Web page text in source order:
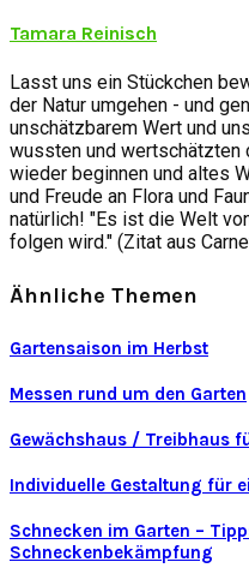
Tamara Reinisch
Lasst uns ein Stückchen
der Natur umgehen - und
unschätzbarem Wert und
wussten und wertschätzten
wieder beginnen und altes
und Freude an Flora und
natürlich! "Es ist die Welt
folgen wird." (Zitat aus
Ähnliche Themen
Gartensaison im Herbst
Messen rund um den Garten
Gewächshaus / Treibhaus
Individuelle Gestaltung für
Schnecken im Garten –
Schneckenbekämpfung